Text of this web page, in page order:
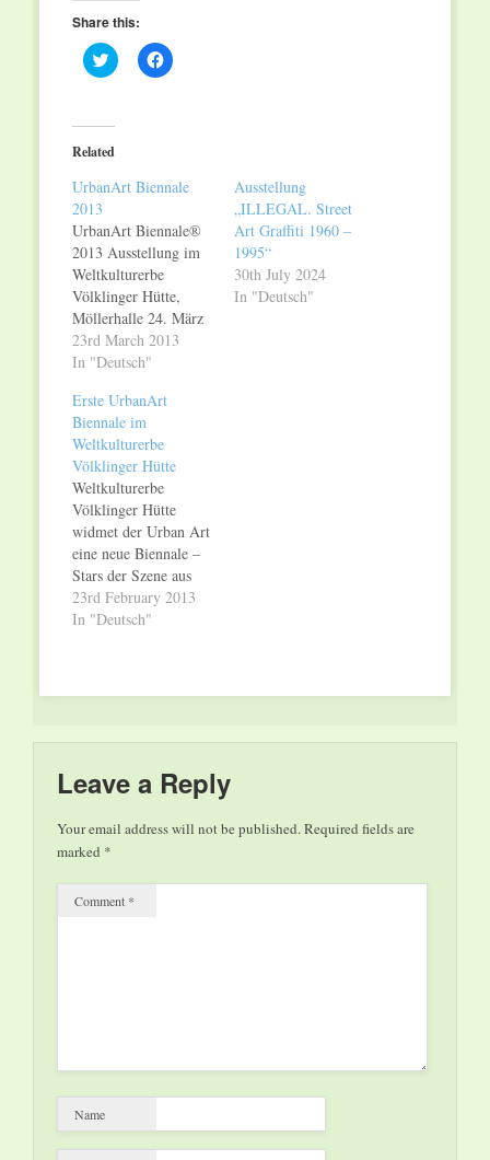
Share this:
Click
to
(Opens
in
new
Click
to
Related
UrbanArt Biennale
2013
UrbanArt Biennale®
2013 Ausstellung im
Weltkulturerbe
Völklinger Hütte,
Möllerhalle 24. März
bis 1. November 2013
Ab Sonntag, den 24.
das Weltkulturerbe
Völklinger Hütte die
erste UrbanArt
Biennale®. Alle zwei
Jahre zeigt das
Europäische Zentrum
für Kunst und
Industriekultur
bedeutende Positionen
der Kunst, die sich aus
dem…
23rd March 2013
In "Deutsch"
Ausstellung
„ILLEGAL. Street
Art Graffiti 1960 –
1995“
30th July 2024
In "Deutsch"
Erste UrbanArt
Biennale im
Weltkulturerbe
Völklinger Hütte
Weltkulturerbe
Völklinger Hütte
widmet der Urban Art
eine neue Biennale –
Stars der Szene aus
Europa und Amerika
Urban Art ist die
dieser Kunst ein
regelmäßiges Forum –
Biennale". Alle zwei
Jahre zeigen…
23rd February 2013
In "Deutsch"
Leave a Reply
Your email address will not be published.Required fields are
marked *
Comment *
Name